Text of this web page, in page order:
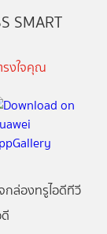
SMART
รงใจคุณ
กล่องทรูไอดีทีวี